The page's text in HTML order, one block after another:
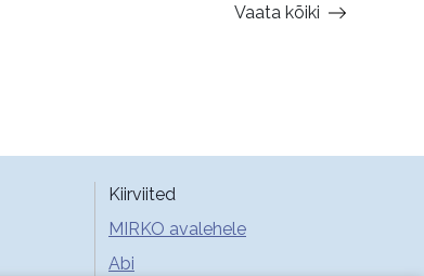
Vaata kõiki
Kiirviited
MIRKO avalehele
Abi